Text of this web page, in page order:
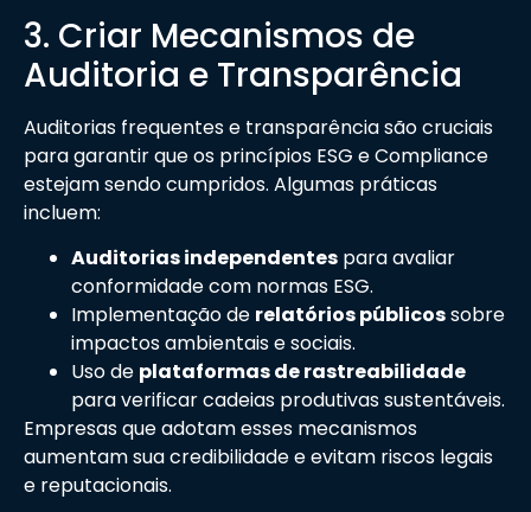
3. Criar Mecanismos de
Auditoria e Transparência
Auditorias frequentes e transparência são cruciais
para garantir que os princípios ESG e Compliance
estejam sendo cumpridos. Algumas práticas
incluem:
Auditorias independentes para avaliar
conformidade com normas ESG.
Implementação de relatórios públicossobre
impactos ambientais e sociais.
Uso de plataformas de rastreabilidade
para verificar cadeias produtivas sustentáveis.
Empresas que adotam esses mecanismos
aumentam sua credibilidade e evitam riscos legais
e reputacionais.